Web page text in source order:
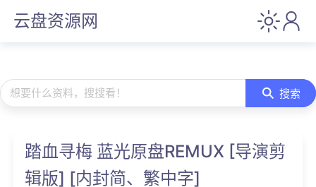
云盘资源网
想要什么资料，搜搜看！ 搜索
踏血寻梅 蓝光原盘REMUX [导演剪
辑版] [内封简、繁中字]